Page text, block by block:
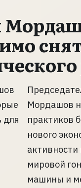
Мордашов
практиков
нового
активности
мировой
машины и